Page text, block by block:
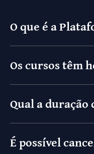
O que é a
Os cursos têm
Qual a duração
É possível